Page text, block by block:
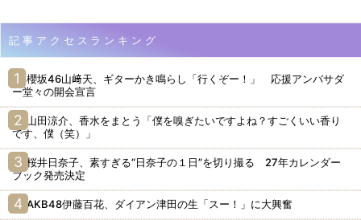
記事アクセスランキング
櫻坂46山﨑天、ギターかき鳴らし「行くぞー！」 応援アンバサダ
ー堂々の開会宣言
山田涼介、香水をまとう「僕を嗅ぎたいですよね？すごくいい香り
です、僕（笑）」
桜井日奈子、素すぎる“日奈子の１日”を切り撮る 27年カレンダー
ブック発売決定
AKB48伊藤百花、ダイアン津田の生「スー！」に大興奮